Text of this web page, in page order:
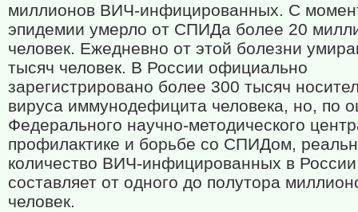
миллионов ВИЧ-инфицированных. С
эпидемии умерло от СПИДа более 20
человек. Ежедневно от этой болезни
тысяч человек. В России официально
зарегистрировано более 300 тысяч
вируса иммунодефицита человека, но, по
Федерального научно-методического
профилактике и борьбе со СПИДом,
количество ВИЧ-инфицированных в России
составляет от одного до полутора
человек.